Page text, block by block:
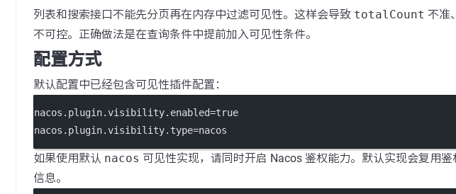
列表和搜索接口不能先分页再在内存中过滤可见性。这样会导致 totalCount 不准
不可控。正确做法是在查询条件中提前加入可见性条件。
配置方式
默认配置中已经包含可见性插件配置：
nacos.plugin.visibility.enabled=true
nacos.plugin.visibility.type=nacos
如果使用默认 nacos 可见性实现，请同时开启 Nacos 鉴权能力。默认实现会复用鉴
信息。